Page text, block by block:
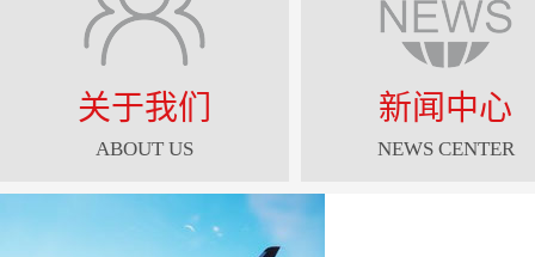
关于我们
ABOUT US
新闻中心
NEWS CENTER